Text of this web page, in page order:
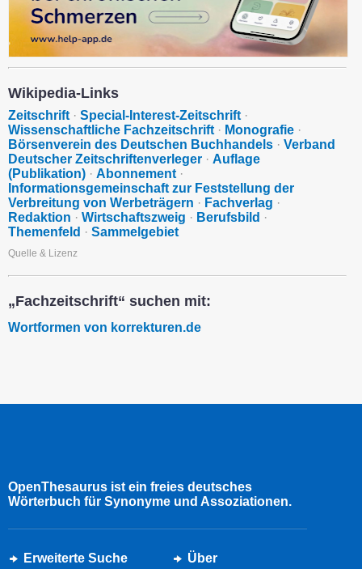
Wikipedia-Links
Zeitschrift · Special-Interest-Zeitschrift ·
Wissenschaftliche Fachzeitschrift · Monografie ·
Börsenverein des Deutschen Buchhandels · Verband
Deutscher Zeitschriftenverleger · Auflage
(Publikation) · Abonnement ·
Informationsgemeinschaft zur Feststellung der
Verbreitung von Werbeträgern · Fachverlag ·
Redaktion · Wirtschaftszweig · Berufsbild ·
Themenfeld · Sammelgebiet
Quelle & Lizenz
„Fachzeitschrift“ suchen mit:
Wortformen von korrekturen.de
OpenThesaurus ist ein freies deutsches
Wörterbuch für Synonyme und Assoziationen.
Erweiterte Suche Über